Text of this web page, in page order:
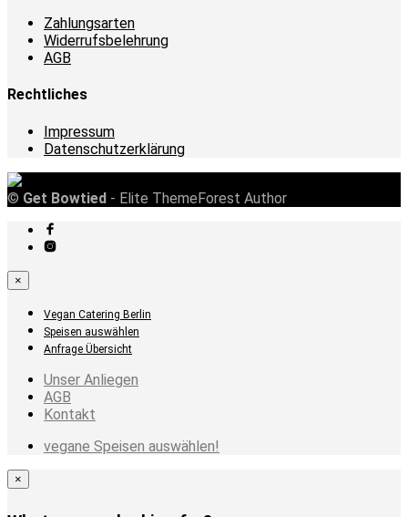
Zahlungsarten
Widerrufsbelehrung
AGB
Rechtliches
Impressum
Datenschutzerklärung
© Get Bowtied - Elite ThemeForest Author
×
Vegan Catering Berlin
Speisen auswählen
Anfrage Übersicht
Unser Anliegen
AGB
Kontakt
vegane Speisen auswählen!
×